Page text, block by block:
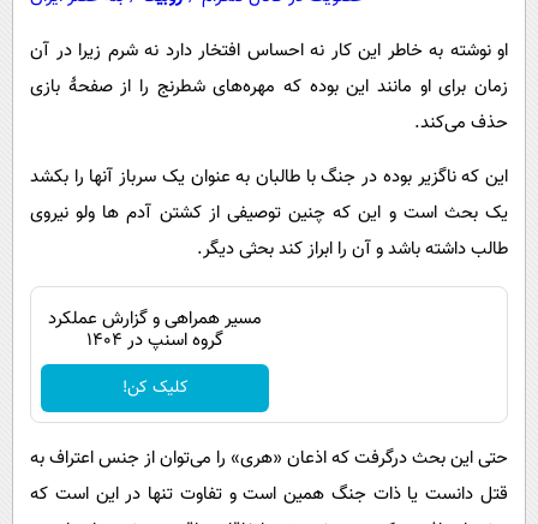
او نوشته به خاطر این کار نه احساس افتخار دارد نه شرم زیرا در آن
زمان برای او مانند این بوده که مهره‌های شطرنج را از صفحۀ بازی
حذف می‌کند.
این که ناگزیر بوده در جنگ با طالبان به عنوان یک سرباز آنها را بکشد
یک بحث است و این که چنین توصیفی از کشتن آدم ها ولو نیروی
طالب داشته باشد و آن را ابراز کند بحثی دیگر.
مسیر همراهی و گزارش عملکرد
گروه اسنپ در ۱۴۰۴
کلیک کن!
حتی این بحث درگرفت که اذعان «هری» را می‌توان از جنس اعتراف به
قتل دانست یا ذات جنگ همین است و تفاوت تنها در این است که